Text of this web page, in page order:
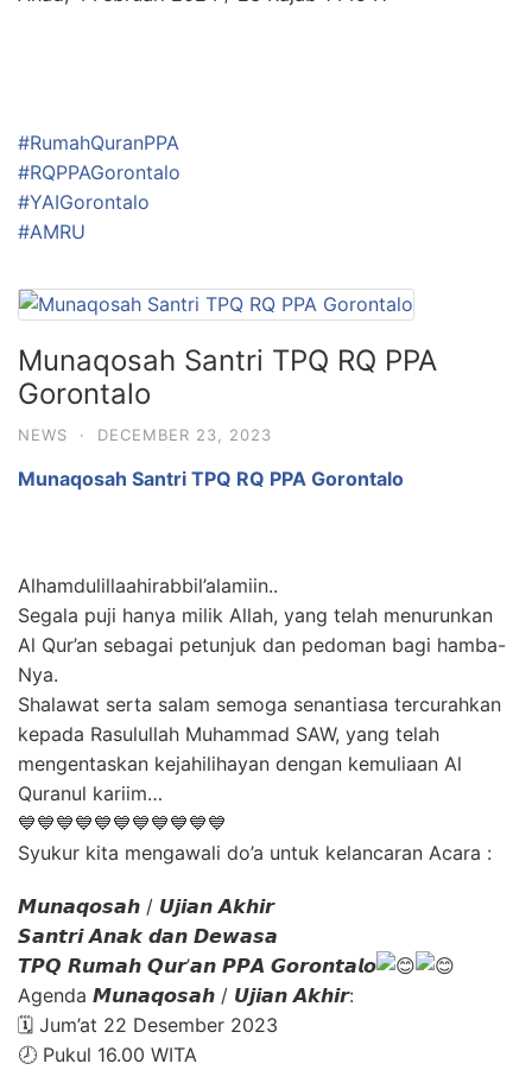
#RumahQuranPPA
#RQPPAGorontalo
#YAIGorontalo
#AMRU
Munaqosah Santri TPQ RQ PPA
Gorontalo
NEWS · DECEMBER 23, 2023
Munaqosah Santri TPQ RQ PPA Gorontalo
Alhamdulillaahirabbil’alamiin..
Segala puji hanya milik Allah, yang telah menurunkan
Al Qur’an sebagai petunjuk dan pedoman bagi hamba-
Nya.
Shalawat serta salam semoga senantiasa tercurahkan
kepada Rasulullah Muhammad SAW, yang telah
mengentaskan kejahilihayan dengan kemuliaan Al
Quranul kariim…
💙💙💙💙💙💙💙💙💙💙💙
Syukur kita mengawali do’a untuk kelancaran Acara :
𝙈𝙪𝙣𝙖𝙦𝙤𝙨𝙖𝙝 / 𝙐𝙟𝙞𝙖𝙣 𝘼𝙠𝙝𝙞𝙧
𝙎𝙖𝙣𝙩𝙧𝙞 𝘼𝙣𝙖𝙠 𝙙𝙖𝙣 𝘿𝙚𝙬𝙖𝙨𝙖
𝙏𝙋𝙌 𝙍𝙪𝙢𝙖𝙝 𝙌𝙪𝙧’𝙖𝙣 𝙋𝙋𝘼 𝙂𝙤𝙧𝙤𝙣𝙩𝙖𝙡𝙤
Agenda 𝙈𝙪𝙣𝙖𝙦𝙤𝙨𝙖𝙝 / 𝙐𝙟𝙞𝙖𝙣 𝘼𝙠𝙝𝙞𝙧:
🗓️ Jum’at 22 Desember 2023
🕗 Pukul 16.00 WITA